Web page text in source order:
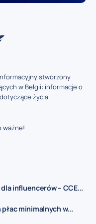
stworzony
w Belgii: informacje o
życia
ważne!
influencerów – CCE...
minimalnych w...